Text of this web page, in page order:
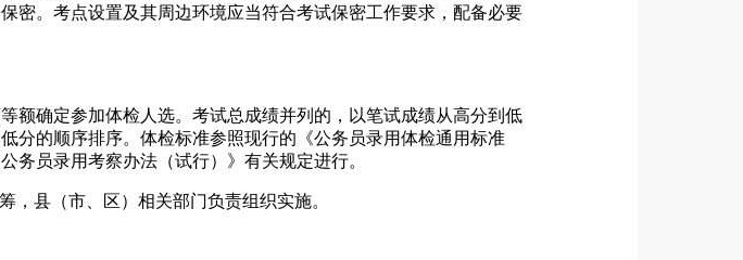
密。考点设置及其周边环境应当符合考试保密工作要求，配备必要
额确定参加体检人选。考试总成绩并列的，以笔试成绩从高分到低
分的顺序排序。体检标准参照现行的《公务员录用体检通用标准
务员录用考察办法（试行）》有关规定进行。
，县（市、区）相关部门负责组织实施。